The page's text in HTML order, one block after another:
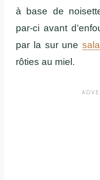
à base de
par-ci avant
par la sur une
rôties au miel.